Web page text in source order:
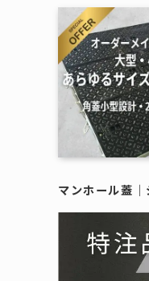
擬宝
マンホール蓋｜